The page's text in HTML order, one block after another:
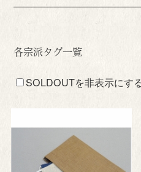
各宗派タグ一覧
SOLDOUTを非表示にす